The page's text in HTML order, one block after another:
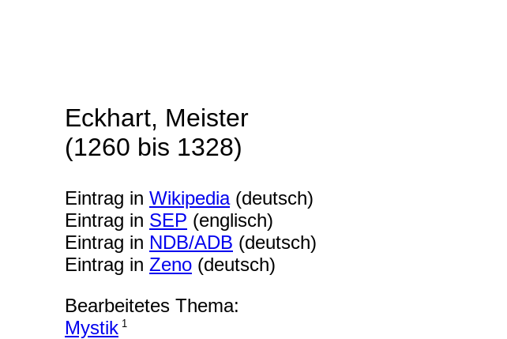
Eckhart, Meister
(1260 bis 1328)
Eintrag in Wikipedia(deutsch)
Eintrag in SEP (englisch)
Eintrag in NDB/ADB (deutsch)
Eintrag in Zeno (deutsch)
Bearbeitetes Thema:
Mystik 1